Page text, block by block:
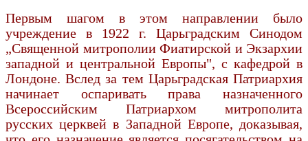
Первым шагом в этом направлении было
учреждение в 1922 г. Царьградским Синодом
„Священной митрополии Фиатирской и Экзархии
западной и центральной Европы", с кафедрой в
Лондоне. Вслед за тем Царьградская Патриархия
начинает оспаривать права назначенного
Всероссийским Патриархом митрополита
русских церквей в Западной Европе, доказывая,